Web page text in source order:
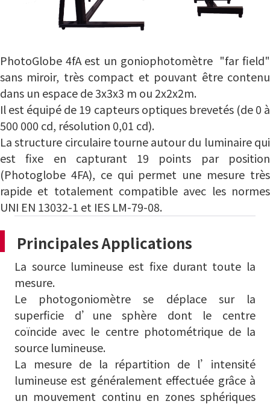
PhotoGlobe 4fA est un goniophotomètre "far field"
sans miroir, très compact et pouvant être contenu
dans un espace de 3x3x3 m ou 2x2x2m.
Il est équipé de 19 capteurs optiques brevetés (de 0 à
500 000 cd, résolution 0,01 cd).
La structure circulaire tourne autour du luminaire qui
est fixe en capturant 19 points par position
(Photoglobe 4FA), ce qui permet une mesure très
rapide et totalement compatible avec les normes
UNI EN 13032-1 et IES LM-79-08.
Principales Applications
La source lumineuse est fixe durant toute la
mesure.
Le photogoniomètre se déplace sur la
superficie d’une sphère dont le centre
coïncide avec le centre photométrique de la
source lumineuse.
La mesure de la répartition de l’intensité
lumineuse est généralement effectuée grâce à
un mouvement continu en zones sphériques